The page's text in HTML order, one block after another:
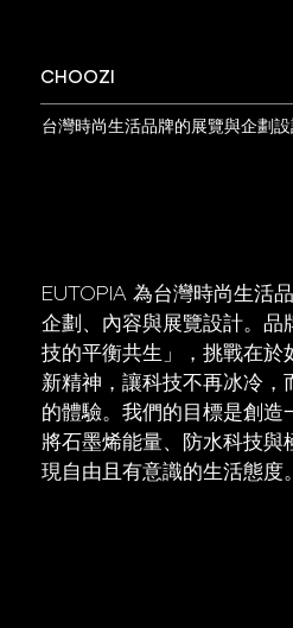
CHOOZI
台灣時尚生活品牌的展覽與企劃
EUTOPIA 為台灣時尚生活
企劃、內容與展覽設計。品
技的平衡共生」，挑戰在於
新精神，讓科技不再冰冷，
的體驗。我們的目標是創造
將石墨烯能量、防水科技與
現自由且有意識的生活態度。